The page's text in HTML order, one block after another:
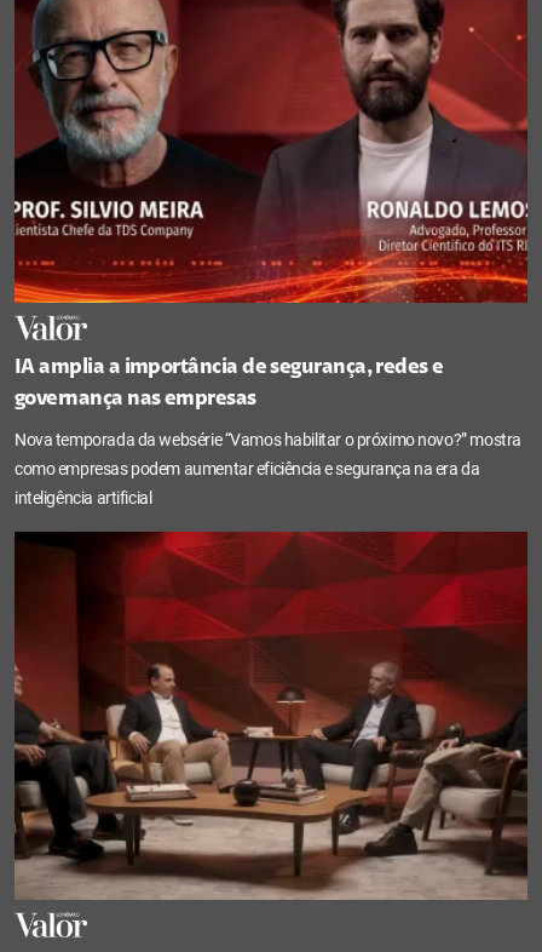
IA amplia a importância de segurança, redes e
governança nas empresas
Nova temporada da websérie “Vamos habilitar o próximo novo?” mostra
como empresas podem aumentar eficiência e segurança na era da
inteligência artificial